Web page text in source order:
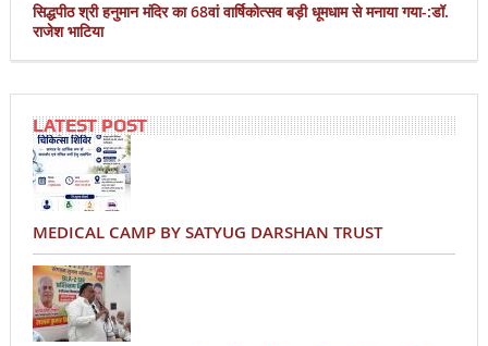
सिद्धपीठ श्री हनुमान मंदिर का 68वां वार्षिकोत्सव बड़ी धूमधाम से मनाया गया-:डॉ.
राजेश भाटिया
LATEST POST
MEDICAL CAMP BY SATYUG DARSHAN TRUST